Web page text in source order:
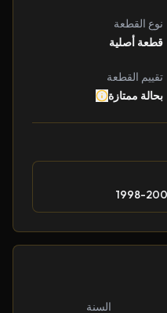
نوع القطعة
قطعة أصلية
تقييم القطعة
بحالة ممتازة
السنة